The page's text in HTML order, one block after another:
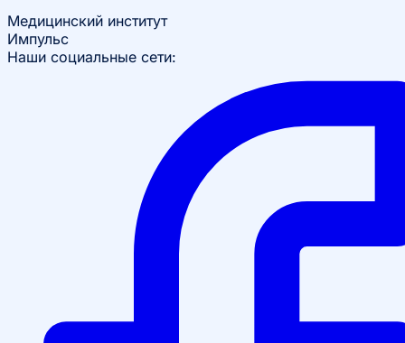
Медицинский институт
Импульс
Наши социальные сети: